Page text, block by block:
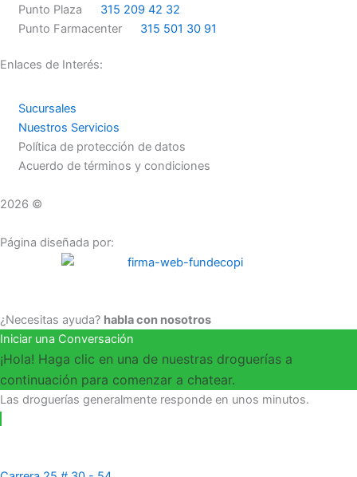
k
a
m
Punto Plaza
315 209 42 32
Punto Farmacenter
315 501 30 91
Enlaces de Interés:
Sucursales
Nuestros Servicios
Política de protección de datos
Acuerdo de términos y condiciones
2026 ©
Página diseñada por:
¿Necesitas ayuda? habla con nosotros
Iniciar una Conversación
¡Hola! Haga clic en una de nuestras droguerías a
continuación para comenzar a chatear.
Las droguerías generalmente responde en unos minutos.